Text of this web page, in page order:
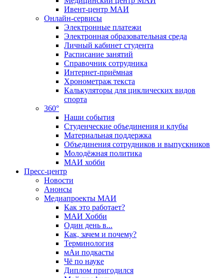
Ивент-центр МАИ
Онлайн-сервисы
Электронные платежи
Электронная образовательная среда
Личный кабинет студента
Расписание занятий
Справочник сотрудника
Интернет-приёмная
Хронометраж текста
Калькуляторы для циклических видов
спорта
360°
Наши события
Студенческие объединения и клубы
Материальная поддержка
Объединения сотрудников и выпускников
Молодёжная политика
МАИ хобби
Пресс-центр
Новости
Анонсы
Медиапроекты МАИ
Как это работает?
МАИ Хобби
Один день в...
Как, зачем и почему?
Терминология
мАи подкасты
Чё по науке
Диплом пригодился